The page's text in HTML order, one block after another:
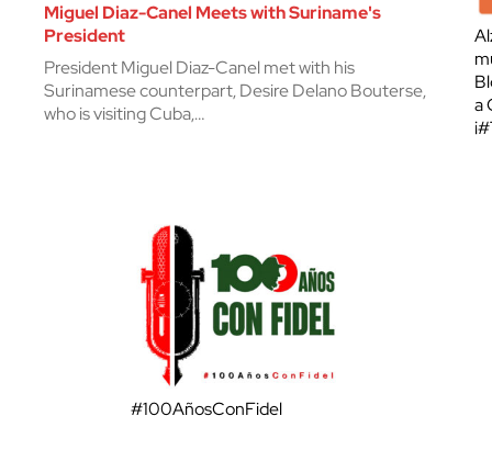
Miguel Diaz-Canel Meets with Suriname's
President
President Miguel Diaz-Canel met with his
Surinamese counterpart, Desire Delano Bouterse,
who is visiting Cuba,…
a
#100AñosConFidel